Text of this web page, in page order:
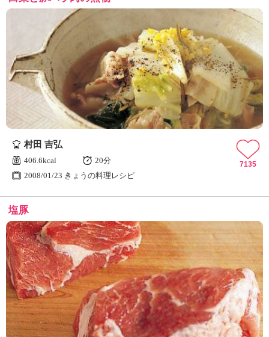
村田 吉弘
406.6kcal
20分
2008/01/23 きょうの料理レシピ
7135
塩豚